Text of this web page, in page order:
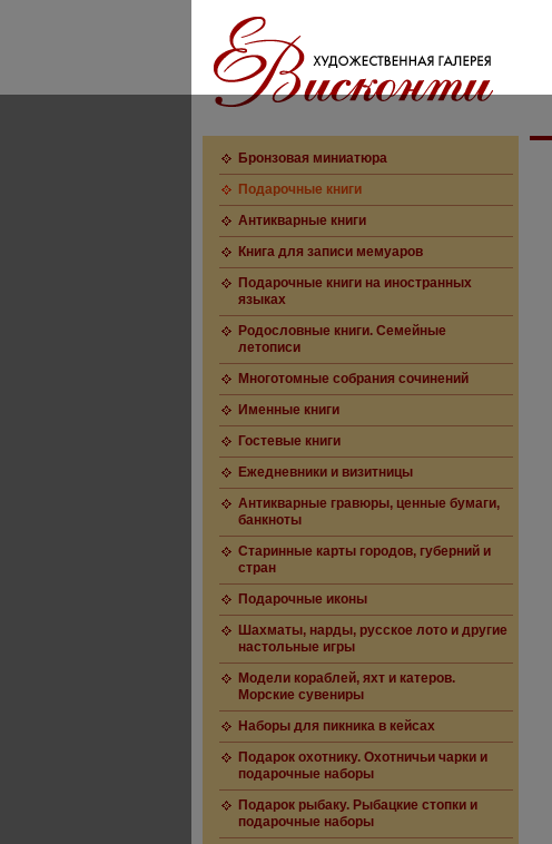
Бронзовая миниатюра
Подарочные книги
Антикварные книги
Книга для записи мемуаров
Подарочные книги на иностранных
языках
Родословные книги. Семейные
летописи
Многотомные собрания сочинений
Именные книги
Гостевые книги
Ежедневники и визитницы
Антикварные гравюры, ценные бумаги,
банкноты
Старинные карты городов, губерний и
стран
Подарочные иконы
Шахматы, нарды, русское лото и другие
настольные игры
Модели кораблей, яхт и катеров.
Морские сувениры
Наборы для пикника в кейсах
Подарок охотнику. Охотничьи чарки и
подарочные наборы
Подарок рыбаку. Рыбацкие стопки и
подарочные наборы